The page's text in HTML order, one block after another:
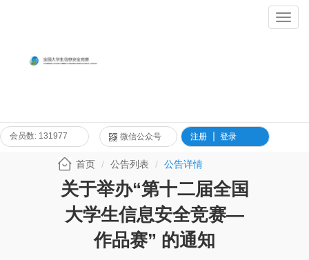
会员数: 131977 微信公众号 注册 登录
首页 公告列表 公告详情
关于举办“第十二届全国
大学生信息安全竞赛—
作品赛” 的通知